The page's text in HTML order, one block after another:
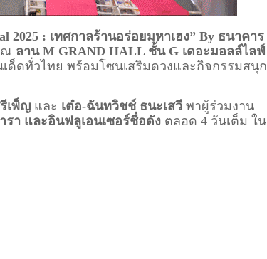
2025 : เทศกาลร้านอร่อยมหาเฮง” By ธนาคาร
ณ ลาน M GRAND HALL ชั้น G เดอะมอลล์ไลฟ์
ด็ดทั่วไทย พร้อมโซนเสริมดวงและกิจกรรมสนุก
เพ็ญ และ เต๋อ-ฉันทวิชช์ ธนะเสวี พาผู้ร่วมงาน
รา และอินฟลูเอนเซอร์ชื่อดัง ตลอด 4 วันเต็ม ใน